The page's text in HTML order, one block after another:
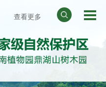
查看更多
天气预报
华南植物园